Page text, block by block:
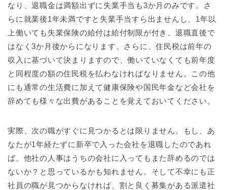
なり、退職金は満額出ずに失業手当も3か月のみです。さ
らに就業後1年未満ですと失業手当すら出ませんし、1年以
上働いても失業保険の給付は給付制限が付き、退職直後で
はなく3か月後からになります。さらに、住民税は前年の
収入に基づいて決まりますので、働いていなくても前年度
と同程度の額の住民税を払わなければなりません。この他
にも通常の生活費に加えて健康保険や国民年金など会社を
辞めても様々な出費があることを覚えておいてください。
実際、次の職がすぐに見つかるとは限りません。もし、あ
なたが1年経たずに新卒で入った会社を退職したのであれ
ば、他社の人事はうちの会社に入ってもまた辞めるのでは
ないか？と思っているかも知れません。そして不幸にも正
社員の職が見つからなければ、割と良く募集がある派遣社